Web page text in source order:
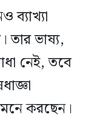
ব্যাখ্যা
তার ভাষ্য,
নেই, তবে
মনে করছেন।